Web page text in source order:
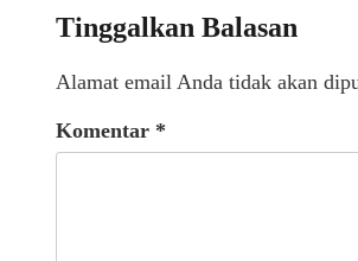
Tinggalkan Balasan
Alamat email Anda tidak akan
Komentar *